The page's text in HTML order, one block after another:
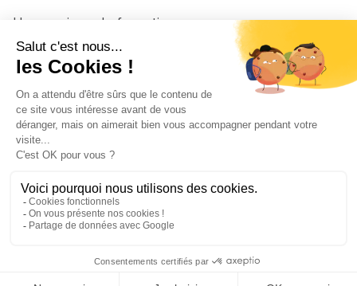
Un organisme de formation
Un conseiller
Une solution pour raccrocher
© 2026 - Côté Formations - par Via Compétences
Menu Pied de page
Mentions Légales
Politique de confidentialité